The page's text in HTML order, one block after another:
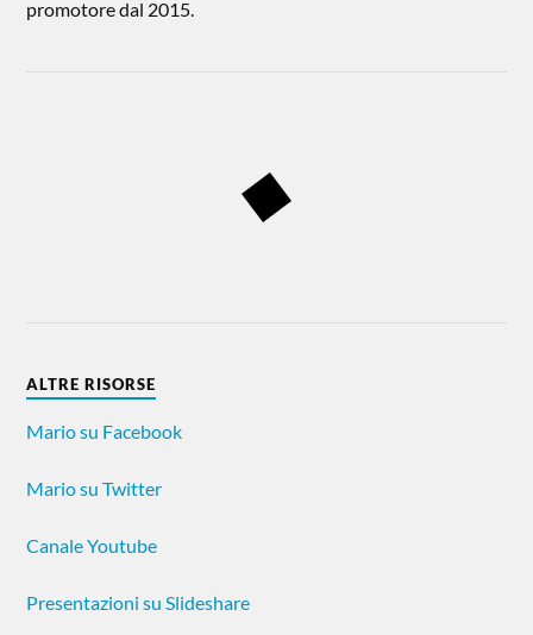
promotore dal 2015.
ALTRE RISORSE
Mario su Facebook
Mario su Twitter
Canale Youtube
Presentazioni su Slideshare